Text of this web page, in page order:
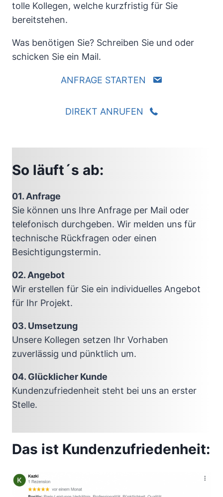
tolle Kollegen, welche kurzfristig für Sie
bereitstehen.
Was benötigen Sie? Schreiben Sie und oder
schicken Sie ein Mail.
ANFRAGE STARTEN
DIREKT ANRUFEN
So läuft´s ab:
01. Anfrage
Sie können uns Ihre Anfrage per Mail oder
telefonisch durchgeben. Wir melden uns für
technische Rückfragen oder einen
Besichtigungstermin.
02. Angebot
Wir erstellen für Sie ein individuelles Angebot
für Ihr Projekt.
03. Umsetzung
Unsere Kollegen setzen Ihr Vorhaben
zuverlässig und pünktlich um.
04. Glücklicher Kunde
Kundenzufriedenheit steht bei uns an erster
Stelle.
Das ist Kundenzufriedenheit: